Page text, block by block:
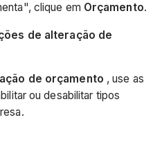
clique em Orçamento.
de alteração de
de orçamento , use as
ou desabilitar tipos